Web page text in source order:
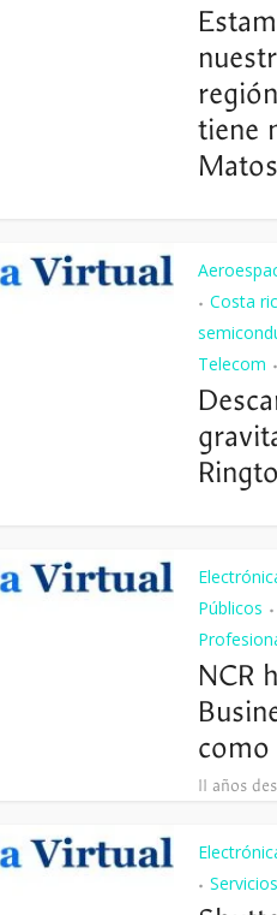
tiene
Matos
• Costa
Telecom •
Públicos •
NCR
11 años
•